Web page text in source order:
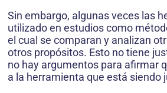
Sin embargo, algunas veces las
utilizado en estudios como
el cual se comparan y analizan
otros propósi­tos. Esto no tiene
no hay argumentos para afirmar
a la herramienta que está siendo